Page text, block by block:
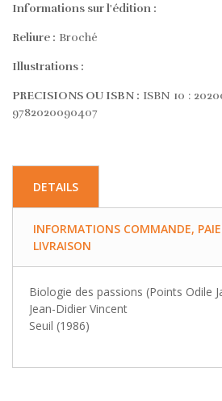
Informations sur l'édition :
Reliure : Broché
Illustrations :
PRECISIONS OU ISBN : ISBN 10 :
9782020090407
DETAILS
INFORMATIONS COMMANDE,
LIVRAISON
Biologie des passions (Points Odile
Jean-Didier Vincent
Seuil (1986)